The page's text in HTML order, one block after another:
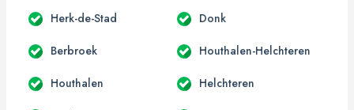
Herk-de-Stad Donk
Berbroek Houthalen-Helchteren
Houthalen Helchteren